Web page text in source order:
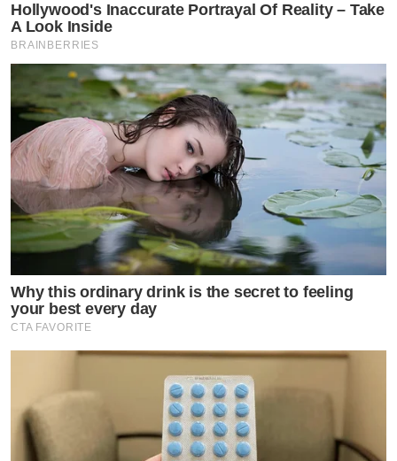
Hollywood's Inaccurate Portrayal Of Reality – Take
A Look Inside
BRAINBERRIES
Why this ordinary drink is the secret to feeling
your best every day
CTA FAVORITE